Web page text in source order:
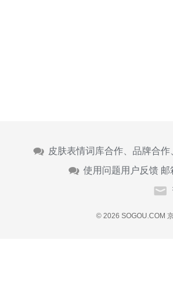
皮肤表情词库合作、品牌合
使用问题用户反馈 邮
© 2026 SOGOU.COM